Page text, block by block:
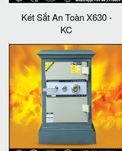
Két Sắt An Toàn X630 -
KC